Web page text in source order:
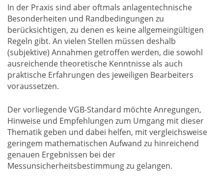
In der Praxis sind aber oftmals anlagentechnische
Besonderheiten und Randbedingungen zu
berücksichtigen, zu denen es keine allgemeingültigen
Regeln gibt. An vielen Stellen müssen deshalb
(subjektive) Annahmen getroffen werden, die sowohl
ausreichende theoretische Kenntnisse als auch
praktische Erfahrungen des jeweiligen Bearbeiters
voraussetzen.
Der vorliegende VGB-Standard möchte Anregungen,
Hinweise und Empfehlungen zum Umgang mit dieser
Thematik geben und dabei helfen, mit vergleichsweise
geringem mathematischen Aufwand zu hinreichend
genauen Ergebnissen bei der
Messunsicherheitsbestimmung zu gelangen.